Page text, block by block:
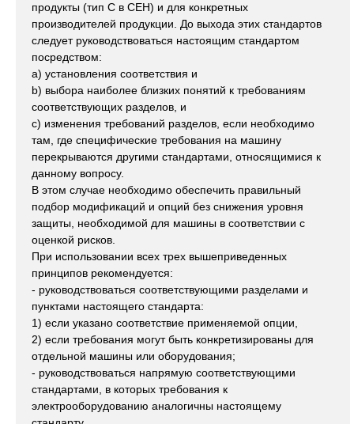
продукты (тип С в СЕН) и для конкретных
производителей продукции. До выхода этих стандартов
следует руководствоваться настоящим стандартом
посредством:
a) установления соответствия и
b) выбора наиболее близких понятий к требованиям
соответствующих разделов, и
c) изменения требований разделов, если необходимо
там, где специфические требования на машину
перекрываются другими стандартами, относящимися к
данному вопросу.
В этом случае необходимо обеспечить правильный
подбор модификаций и опций без снижения уровня
защиты, необходимой для машины в соответствии с
оценкой рисков.
При использовании всех трех вышеприведенных
принципов рекомендуется:
- руководствоваться соответствующими разделами и
пунктами настоящего стандарта:
1) если указано соответствие применяемой опции,
2) если требования могут быть конкретизированы для
отдельной машины или оборудования;
- руководствоваться напрямую соответствующими
стандартами, в которых требования к
электрооборудованию аналогичны настоящему